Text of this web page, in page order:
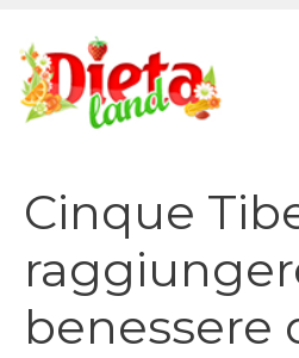
contenuto
Cinque
benessere